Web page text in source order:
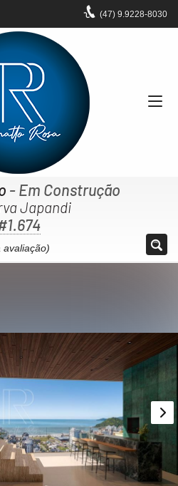
(47) 9.9228-8030
- Em Construção
Japandi
avaliação)